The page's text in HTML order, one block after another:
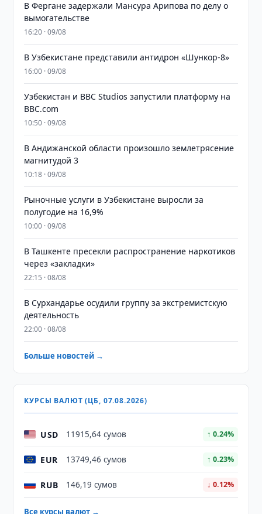
В Фергане задержали Мансура Арипова по делу о
вымогательстве
16:20 · 09/08
В Узбекистане представили антидрон «Шункор-8»
16:00 · 09/08
Узбекистан и BBC Studios запустили платформу на
BBC.com
10:50 · 09/08
В Андижанской области произошло землетрясение
магнитудой 3
10:18 · 09/08
Рыночные услуги в Узбекистане выросли за
полугодие на 16,9%
10:00 · 09/08
В Ташкенте пресекли распространение наркотиков
через «закладки»
22:15 · 08/08
В Сурхандарье осудили группу за экстремистскую
деятельность
22:00 · 08/08
Больше новостей →
КУРСЫ ВАЛЮТ (ЦБ, 07.08.2026)
USD 11915,64 сумов ↑ 0.24%
EUR 13749,46 сумов ↑ 0.23%
RUB 146,19 сумов ↓ 0.12%
Все курсы валют →